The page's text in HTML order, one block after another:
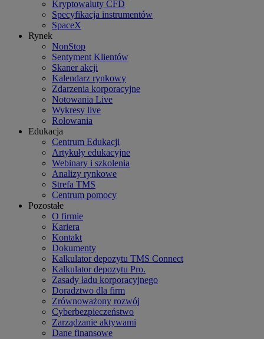
Kryptowaluty CFD
Specyfikacja instrumentów
SpaceX
Rynek
NonStop
Sentyment Klientów
Skaner akcji
Kalendarz rynkowy
Zdarzenia korporacyjne
Notowania Live
Wykresy live
Rolowania
Edukacja
Centrum Edukacji
Artykuły edukacyjne
Webinary i szkolenia
Analizy rynkowe
Strefa TMS
Centrum pomocy
Pozostałe
O firmie
Kariera
Kontakt
Dokumenty
Kalkulator depozytu TMS Connect
Kalkulator depozytu Pro.
Zasady ładu korporacyjnego
Doradztwo dla firm
Zrównoważony rozwój
Cyberbezpieczeństwo
Zarządzanie aktywami
Dane finansowe